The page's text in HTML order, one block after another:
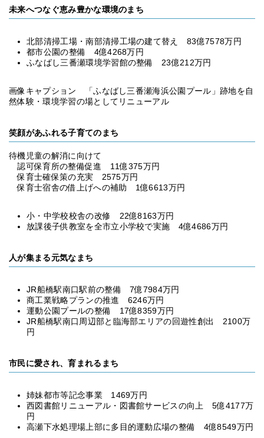
未来へつなぐ恵み豊かな環境のまち
北部清掃工場・南部清掃工場の建て替え 83億7578万円
都市公園の整備 4億4268万円
ふなばし三番瀬環境学習館の整備 23億212万円
画像キャプション 「ふなばし三番瀬海浜公園プール」跡地を自
然体験・環境学習の場としてリニューアル
笑顔があふれる子育てのまち
待機児童の解消に向けて
認可保育所の整備促進 11億375万円
保育士確保策の充実 2575万円
保育士宿舎の借上げへの補助 1億6613万円
小・中学校校舎の改修 22億8163万円
放課後子供教室を全市立小学校で実施 4億4686万円
人が集まる元気なまち
JR船橋駅南口駅前の整備 7億7984万円
商工業戦略プランの推進 6246万円
運動公園プールの整備 17億8359万円
JR船橋駅南口周辺部と臨海部エリアの回遊性創出 2100万
円
市民に愛され、育まれるまち
姉妹都市等記念事業 1469万円
西図書館リニューアル・図書館サービスの向上 5億4177万
円
高瀬下水処理場上部に多目的運動広場の整備 4億8549万円